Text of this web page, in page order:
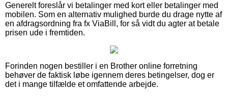
Generelt foreslår vi betalinger med kort eller betalinger med
mobilen. Som en alternativ mulighed burde du drage nytte af
en afdragsordning fra fx ViaBill, for så vidt du agter at betale
prisen ude i fremtiden.
Forinden nogen bestiller i en Brother online forretning
behøver de faktisk løbe igennem deres betingelser, dog er
det i mange tilfælde et omfattende arbejde.